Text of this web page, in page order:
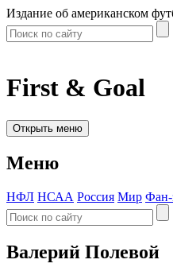
Издание об американском
First & Goal
Открыть меню
Меню
НФЛ НСАА Россия Мир Фан-
Валерий Полевой